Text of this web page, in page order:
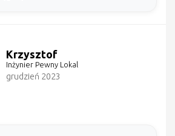
Krzysztof
Inżynier Pewny Lokal
grudzień 2023